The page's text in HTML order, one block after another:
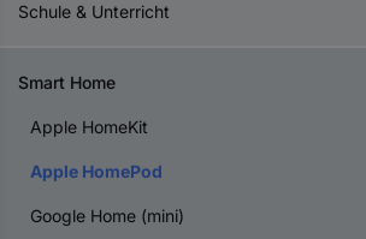
Schule & Unterricht
Smart Home
Apple HomeKit
Apple HomePod
Google Home (mini)